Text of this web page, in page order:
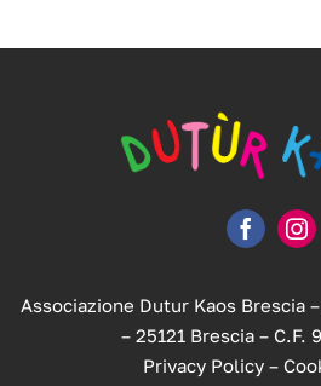
Associazione Dutur Kaos Brescia
– 25121 Brescia – C.F.
Privacy Policy–